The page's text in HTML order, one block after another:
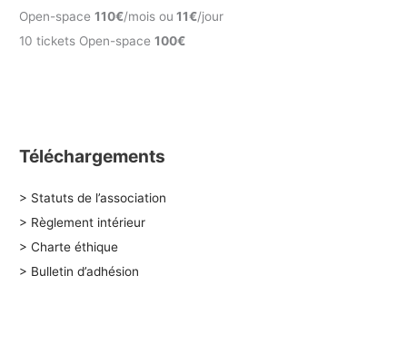
Open-space110€/mois ou 11€/jour
10 tickets Open-space100€
Téléchargements
> Statuts de l’association
> Règlement intérieur
> Charte éthique
> Bulletin d’adhésion